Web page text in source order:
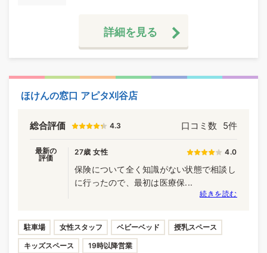
詳細を見る
ほけんの窓口 アピタ刈谷店
総合評価 4.3 口コミ数 5件
最新の
評価
27歳 女性 4.0
保険について全く知識がない状態で相談し
に行ったので、最初は医療保...
続きを読む
駐車場 女性スタッフ ベビーベッド 授乳スペース
キッズスペース 19時以降営業